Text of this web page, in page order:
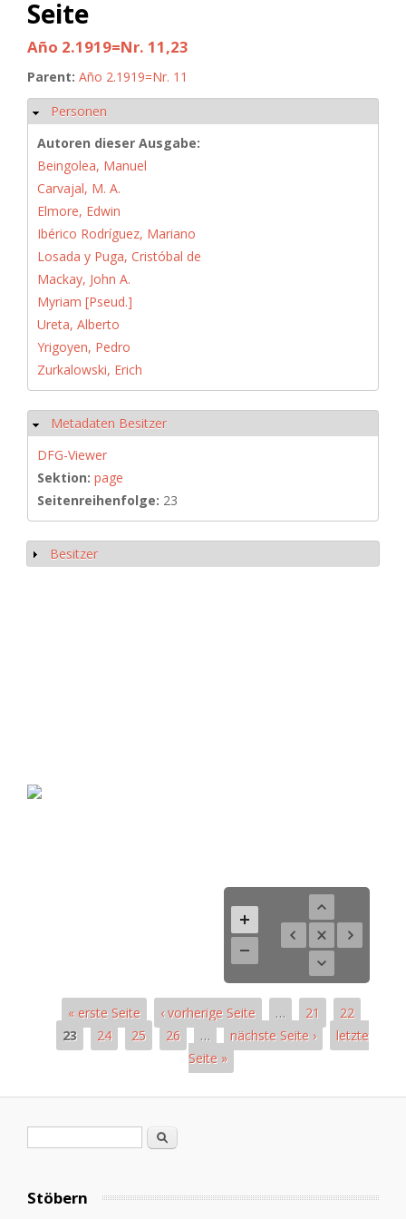
Seite
Año 2.1919=Nr. 11,23
Parent: Año 2.1919=Nr. 11
Hide
Personen
Autoren dieser Ausgabe:
Beingolea, Manuel
Carvajal, M. A.
Elmore, Edwin
Ibérico Rodríguez, Mariano
Losada y Puga, Cristóbal de
Mackay, John A.
Myriam [Pseud.]
Ureta, Alberto
Yrigoyen, Pedro
Zurkalowski, Erich
Hide
Metadaten Besitzer
DFG-Viewer
Sektion: page
Seitenreihenfolge: 23
Show
Besitzer
« erste Seite ‹ vorherige Seite … 21
22
23
24 25 26 … nächste Seite ›
letzte
Seite »
Search
Stöbern